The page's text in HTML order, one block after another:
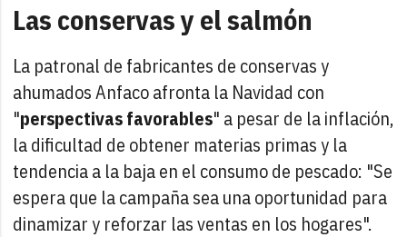
Las conservas y el salmón
La patronal de fabricantes de conservas y
ahumados Anfaco afronta la Navidad con
"perspectivas favorables" a pesar de la inflación,
la dificultad de obtener materias primas y la
tendencia a la baja en el consumo de pescado: "Se
espera que la campaña sea una oportunidad para
dinamizar y reforzar las ventas en los hogares".